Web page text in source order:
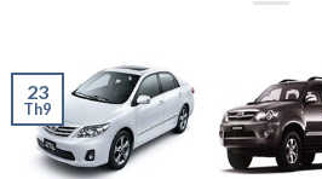
23
Th9